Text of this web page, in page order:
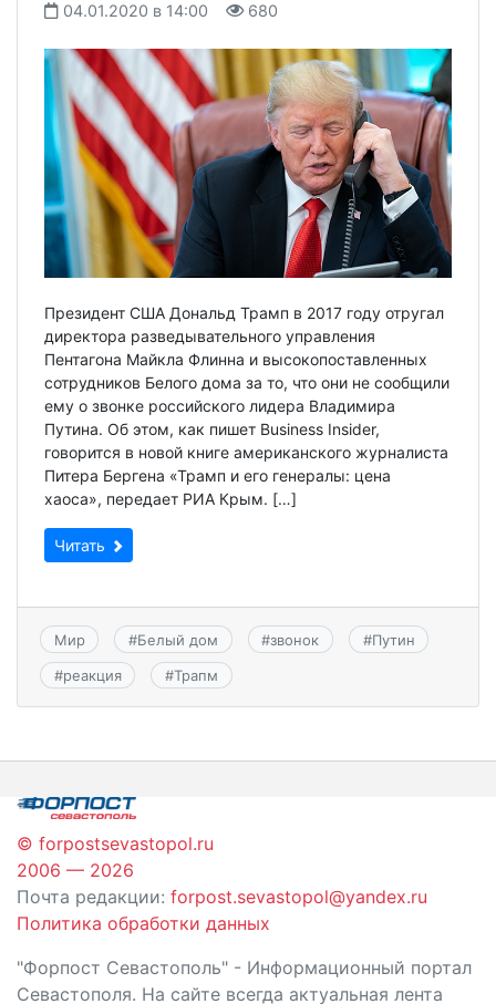
04.01.2020 в 14:00 680
Президент США Дональд Трамп в 2017 году отругал
директора разведывательного управления
Пентагона Майкла Флинна и высокопоставленных
сотрудников Белого дома за то, что они не сообщили
ему о звонке российского лидера Владимира
Путина. Об этом, как пишет Business Insider,
говорится в новой книге американского журналиста
Питера Бергена «Трамп и его генералы: цена
хаоса», передает РИА Крым. […]
Читать
Мир #Белый дом #звонок #Путин
#реакция #Трапм
© forpostsevastopol.ru
2006 — 2026
Почта редакции: forpost.sevastopol@yandex.ru
Политика обработки данных
"Форпост Севастополь" - Информационный портал
Севастополя. На сайте всегда актуальная лента